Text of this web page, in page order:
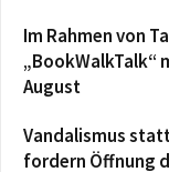
Im Rahmen von
„BookWalkTalk“
August
Vandalismus
fordern Öffnung